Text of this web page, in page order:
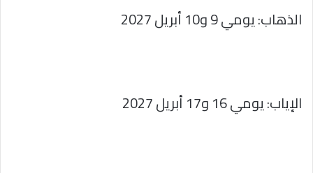
الذهاب: يومي 9 و10 أبريل 2027
الإياب: يومي 16 و17 أبريل 2027